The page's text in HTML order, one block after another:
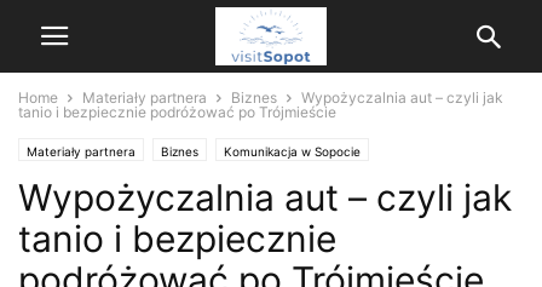
Home Materiały partnera Biznes
Wypożyczalnia aut – czyli jak
tanio i bezpiecznie podróżować po Trójmieście
Materiały partnera Biznes Komunikacja w Sopocie
Wypożyczalnia aut – czyli jak
tanio i bezpiecznie